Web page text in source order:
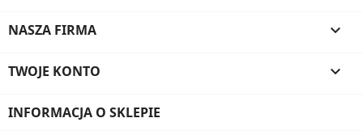
NASZA FIRMA 
TWOJE KONTO 
INFORMACJA O SKLEPIE